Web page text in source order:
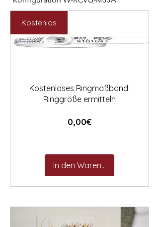
Preis
2.531,00 €
Preis
Kostenlos
Kostenloses Ringmaßband:
Ringgröße ermitteln
0,00€Preis
In den Warenkorb